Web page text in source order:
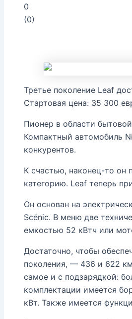
0
(0)
Третье поколение Leaf
Стартовая цена: 35 300
Пионер в области
Компактный автомобиль
конкурентов.
К счастью, наконец-то он
категорию. Leaf теперь
Он основан на
Scénic. В меню две
емкостью 52 кВтч или
Достаточно, чтобы
поколения, — 436 и 622
самое и с подзарядкой:
комплектации имеется
кВт. Также имеется